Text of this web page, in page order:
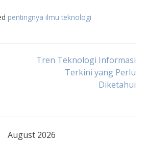
pentingnya ilmu teknologi
Tren Teknologi Informasi
Terkini yang Perlu
Diketahui
August 2026